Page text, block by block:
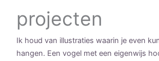
projecten
Ik houd van illustraties waarin je even
hangen. Een vogel met een eigenwijs